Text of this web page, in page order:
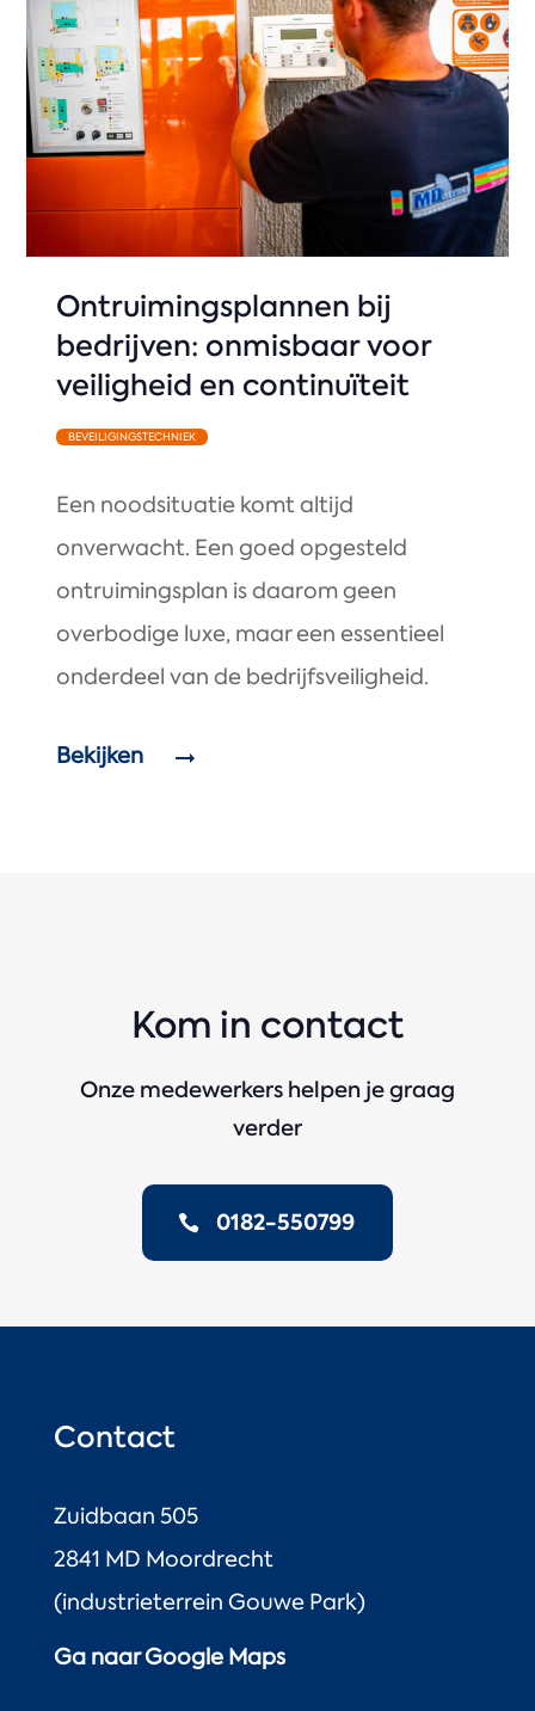
Ontruimingsplannen bij
bedrijven: onmisbaar voor
veiligheid en continuïteit
BEVEILIGINGSTECHNIEK
Een noodsituatie komt altijd
onverwacht. Een goed opgesteld
ontruimingsplan is daarom geen
overbodige luxe, maar een essentieel
onderdeel van de bedrijfsveiligheid.
Bekijken
Kom in contact
Onze medewerkers helpen je graag
verder
0182-550799
Contact
Zuidbaan 505
2841 MD Moordrecht
(industrieterrein Gouwe Park)
Ga naar Google Maps